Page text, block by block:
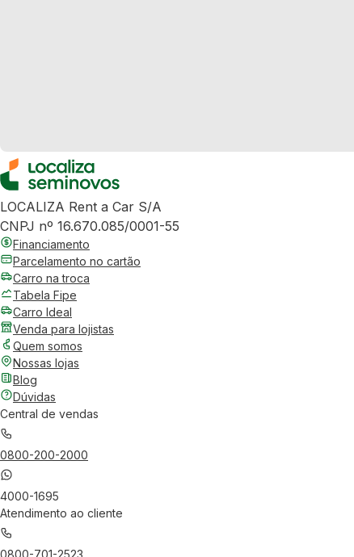
LOCALIZA Rent a Car S/A
CNPJ nº 16.670.085/0001-55
Financiamento
Parcelamento no cartão
Carro na troca
Tabela Fipe
Carro Ideal
Venda para lojistas
Quem somos
Nossas lojas
Blog
Dúvidas
Central de vendas
0800-200-2000
4000-1695
Atendimento ao cliente
0800-701-2523